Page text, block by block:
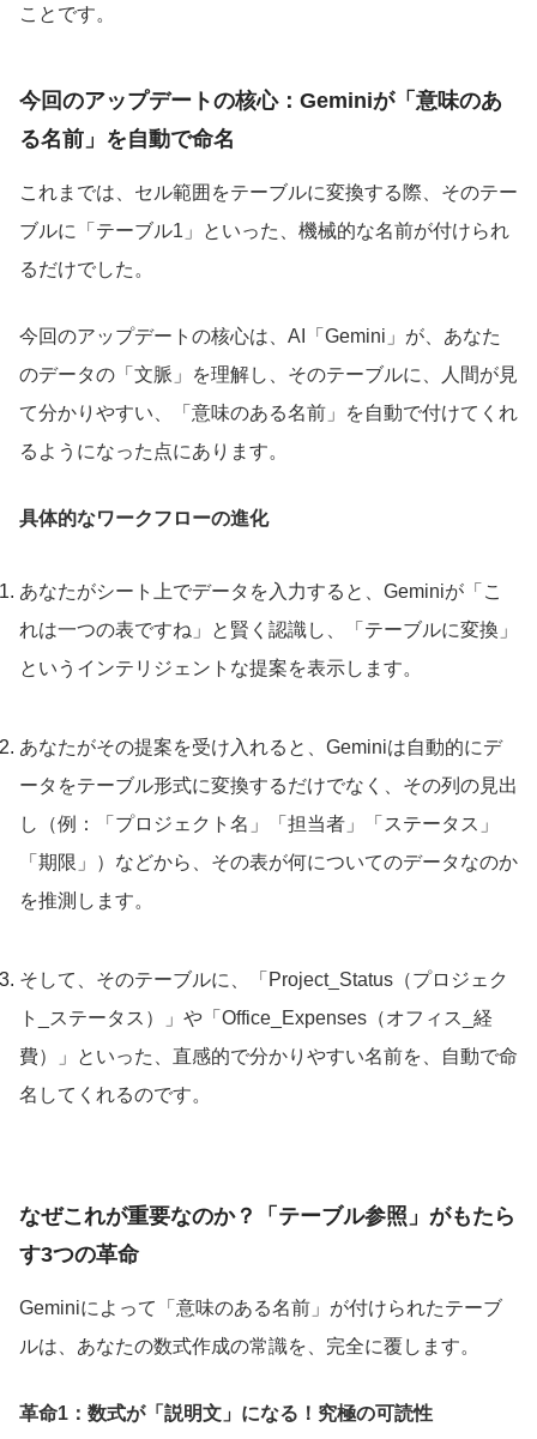
ことです。
今回のアップデートの核心：Geminiが「意味のあ
る名前」を自動で命名
これまでは、セル範囲をテーブルに変換する際、そのテー
ブルに「テーブル1」といった、機械的な名前が付けられ
るだけでした。
今回のアップデートの核心は、AI「Gemini」が、あなた
のデータの「文脈」を理解し、そのテーブルに、人間が見
て分かりやすい、「意味のある名前」を自動で付けてくれ
るようになった点にあります。
具体的なワークフローの進化
あなたがシート上でデータを入力すると、Geminiが「こ
れは一つの表ですね」と賢く認識し、「テーブルに変換」
というインテリジェントな提案を表示します。
あなたがその提案を受け入れると、Geminiは自動的にデ
ータをテーブル形式に変換するだけでなく、その列の見出
し（例：「プロジェクト名」「担当者」「ステータス」
「期限」）などから、その表が何についてのデータなのか
を推測します。
そして、そのテーブルに、「Project_Status（プロジェク
ト_ステータス）」や「Office_Expenses（オフィス_経
費）」といった、直感的で分かりやすい名前を、自動で命
名してくれるのです。
なぜこれが重要なのか？「テーブル参照」がもたら
す3つの革命
Geminiによって「意味のある名前」が付けられたテーブ
ルは、あなたの数式作成の常識を、完全に覆します。
革命1：数式が「説明文」になる！究極の可読性